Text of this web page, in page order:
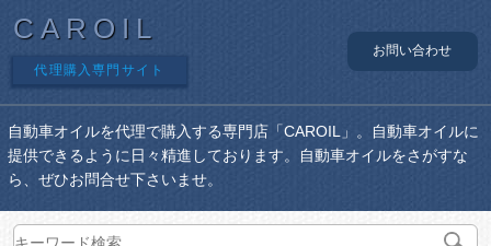
CAROIL
代理購入専門サイト
お問い合わせ
自動車オイルを代理で購入する専門店「CAROIL」。自動車オイルに
提供できるように日々精進しております。自動車オイルをさがすな
ら、ぜひお問合せ下さいませ。